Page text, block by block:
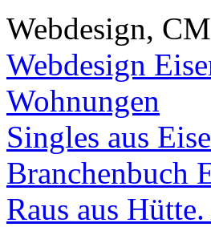
Webdesign,
Webdesign
Wohnungen
Singles aus
Branchenbuch
Raus aus